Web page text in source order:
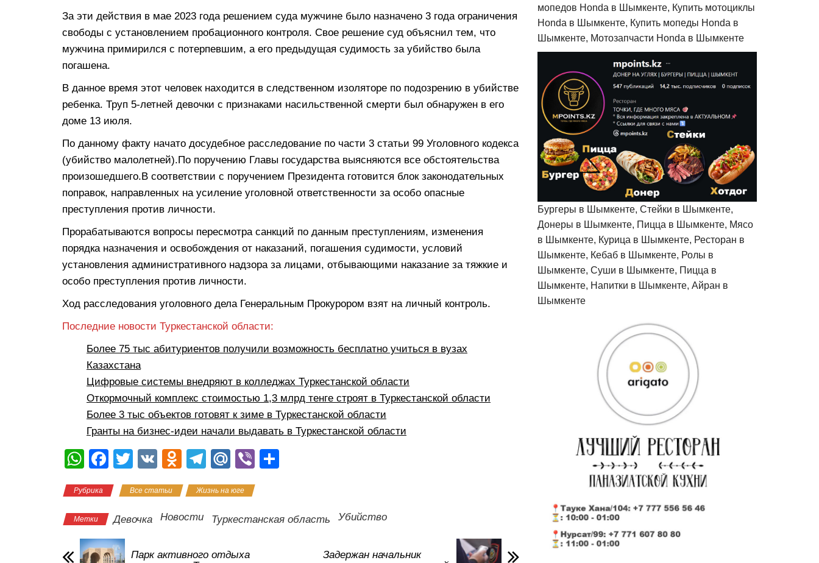
За эти действия в мае 2023 года решением суда мужчине было назначено 3 года ограничения
свободы с установлением пробационного контроля. Свое решение суд объяснил тем, что
мужчина примирился с потерпевшим, а его предыдущая судимость за убийство была
погашена.
В данное время этот человек находится в следственном изоляторе по подозрению в убийстве
ребенка. Труп 5-летней девочки с признаками насильственной смерти был обнаружен в его
доме 13 июля.
По данному факту начато досудебное расследование по части 3 статьи 99 Уголовного кодекса
(убийство малолетней).По поручению Главы государства выясняются все обстоятельства
произошедшего.В соответствии с поручением Президента готовится блок законодательных
поправок, направленных на усиление уголовной ответственности за особо опасные
преступления против личности.
Прорабатываются вопросы пересмотра санкций по данным преступлениям, изменения
порядка назначения и освобождения от наказаний, погашения судимости, условий
установления административного надзора за лицами, отбывающими наказание за тяжкие и
особо преступления против личности.
Ход расследования уголовного дела Генеральным Прокурором взят на личный контроль.
Последние новости Туркестанской области:
Более 75 тыс абитуриентов получили возможность бесплатно учиться в вузах
Казахстана
Цифровые системы внедряют в колледжах Туркестанской области
Откормочный комплекс стоимостью 1,3 млрд тенге строят в Туркестанской области
Более 3 тыс объектов готовят к зиме в Туркестанской области
Гранты на бизнес-идеи начали выдавать в Туркестанской области
W
at
s
A
p
F
c
e
b
o
T
tt
er
V
O
n
o
a
T
e
gr
m
M
.R
u
Vi
а
Рубрика Все статьи Жизнь на юге
Метки Девочка Новости Туркестанская область Убийство
Парк активного отдыха
Задержан начальник
мопедов Honda в Шымкенте, Купить мотоциклы
Honda в Шымкенте, Купить мопеды Honda в
Шымкенте, Мотозапчасти Honda в Шымкенте
Бургеры в Шымкенте, Стейки в Шымкенте,
Донеры в Шымкенте, Пицца в Шымкенте, Мясо
в Шымкенте, Курица в Шымкенте, Ресторан в
Шымкенте, Кебаб в Шымкенте, Ролы в
Шымкенте, Суши в Шымкенте, Пицца в
Шымкенте, Напитки в Шымкенте, Айран в
Шымкенте